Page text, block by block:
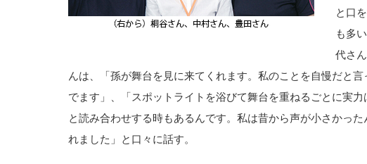
と口
も多
代さ
んは、「孫が舞台を見に来てくれます。私のことを自慢だと
でます」、「スポットライトを浴びて舞台を重ねるごとに実
と読み合わせする時もあるんです。私は昔から声が小さかっ
れました」と口々に話す。